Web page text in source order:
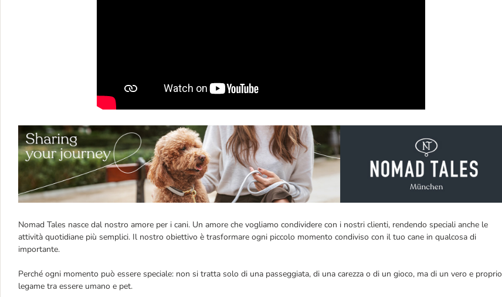
Nomad Tales nasce dal nostro amore per i cani. Un amore che vogliamo condividere con i nostri clienti, rendendo speciali anche le
attività quotidiane più semplici. Il nostro obiettivo è trasformare ogni piccolo momento condiviso con il tuo cane in qualcosa di
importante.
Perché ogni momento può essere speciale: non si tratta solo di una passeggiata, di una carezza o di un gioco, ma di un vero e proprio
legame tra essere umano e pet.